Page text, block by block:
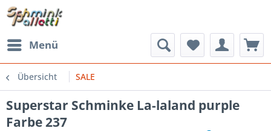
Menü
Übersicht SALE
Superstar Schminke La-laland purple
Farbe 237